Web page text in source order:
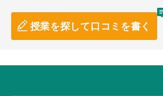
授業を探して口コミを書く